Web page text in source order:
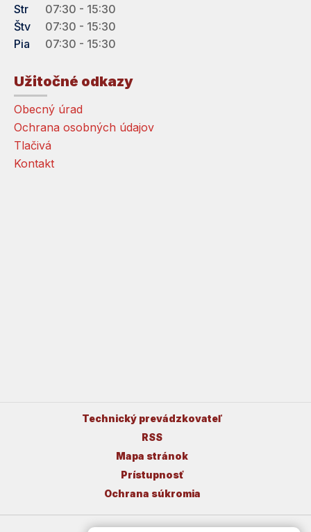
Str
07:30 - 15:30
Štv
07:30 - 15:30
Pia
07:30 - 15:30
Užitočné odkazy
Obecný úrad
Ochrana osobných údajov
Tlačivá
Kontakt
Technický prevádzkovateľ
RSS
Mapa stránok
Prístupnosť
Ochrana súkromia